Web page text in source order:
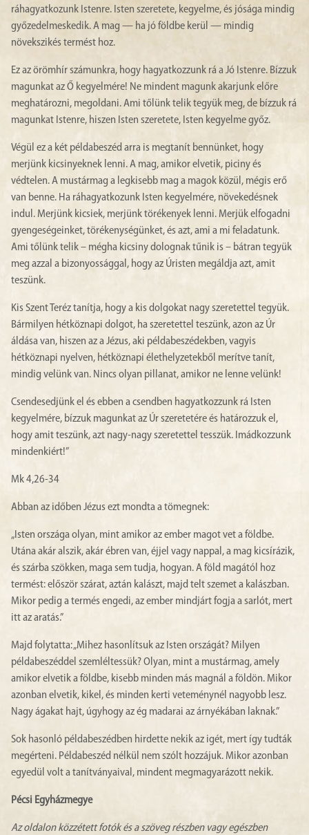
ráhagyatkozunk Istenre. Isten szeretete, kegyelme, és jósága mindig
győzedelmeskedik. A mag — ha jó földbe kerül — mindig
növekszikés termést hoz.
Ez az örömhír számunkra, hogy hagyatkozzunk rá a Jó Istenre. Bízzuk
magunkat az Ő kegyelmére! Ne mindent magunk akarjunk előre
meghatározni, megoldani. Ami tőlünk telik tegyük meg, de bízzuk rá
magunkat Istenre, hiszen Isten szeretete, Isten kegyelme győz.
Végül ez a két példabeszéd arra is megtanít bennünket, hogy
merjünk kicsinyeknek lenni. A mag, amikor elvetik, piciny és
védtelen. A mustármag a legkisebb mag a magok közül, mégis erő
van benne. Ha ráhagyatkozunk Isten kegyelmére, növekedésnek
indul. Merjünk kicsiek, merjünk törékenyek lenni. Merjük elfogadni
gyengeségeinket, törékenységünket, és azt, ami a mi feladatunk.
Ami tőlünk telik – mégha kicsiny dolognak tűnik is – bátran tegyük
meg azzal a bizonyossággal, hogy az Úristen megáldja azt, amit
teszünk.
Kis Szent Teréz tanítja, hogy a kis dolgokat nagy szeretettel tegyük.
Bármilyen hétköznapi dolgot, ha szeretettel teszünk, azon az Úr
áldása van, hiszen az a Jézus, aki példabeszédekben, vagyis
hétköznapi nyelven, hétköznapi élethelyzetekből merítve tanít,
mindig velünk van. Nincs olyan pillanat, amikor ne lenne velünk!
Csendesedjünk el és ebben a csendben hagyatkozzunk rá Isten
kegyelmére, bízzuk magunkat az Úr szeretetére és határozzuk el,
hogy amit teszünk, azt nagy-nagy szeretettel tesszük. Imádkozzunk
mindenkiért!”
Mk 4,26-34
Abban az időben Jézus ezt mondta a tömegnek:
„Isten országa olyan, mint amikor az ember magot vet a földbe.
Utána akár alszik, akár ébren van, éjjel vagy nappal, a mag kicsírázik,
és szárba szökken, maga sem tudja, hogyan. A föld magától hoz
termést: először szárat, aztán kalászt, majd telt szemet a kalászban.
Mikor pedig a termés engedi, az ember mindjárt fogja a sarlót, mert
itt az aratás.”
Majd folytatta: „Mihez hasonlítsuk az Isten országát? Milyen
példabeszéddel szemléltessük? Olyan, mint a mustármag, amely
amikor elvetik a földbe, kisebb minden más magnál a földön. Mikor
azonban elvetik, kikel, és minden kerti veteménynél nagyobb lesz.
Nagy ágakat hajt, úgyhogy az ég madarai az árnyékában laknak.”
Sok hasonló példabeszédben hirdette nekik az igét, mert így tudták
megérteni. Példabeszéd nélkül nem szólt hozzájuk. Mikor azonban
egyedül volt a tanítványaival, mindent megmagyarázott nekik.
Pécsi Egyházmegye
Az oldalon közzétett fotók és a szöveg részben vagy egészben